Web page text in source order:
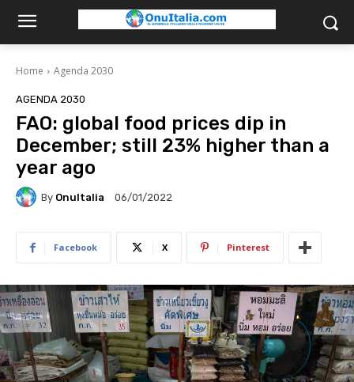
Home Agenda 2030
AGENDA 2030
FAO: global food prices dip in
December; still 23% higher than a
year ago
By OnuItalia 06/01/2022
Facebook X Pinterest